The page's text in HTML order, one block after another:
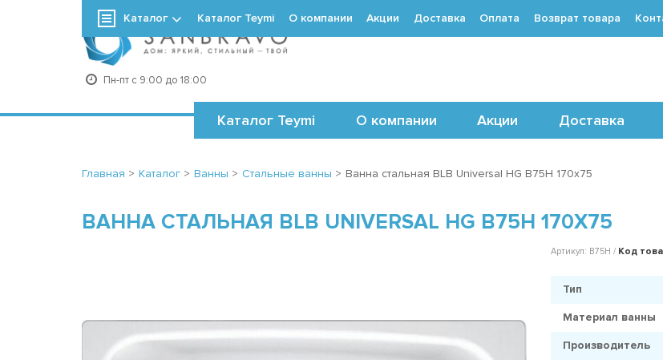
Пн-пт с 9:00 до 18:00
+7 (495) 488-71-24
Каталог Teymi О компании Акции Доставка
Каталог Каталог Teymi О компании Акции Доставка Оплата Возврат товара
Главная > Каталог > Ванны > Стальные ванны > Ванна стальная BLB Universal HG B75H 170x75
ВАННА СТАЛЬНАЯ BLB UNIVERSAL HG B75H 170X75
Артикул: B75H / Код
Тип
Материал ванны
Производитель